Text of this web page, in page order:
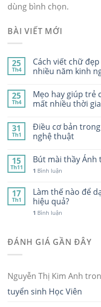
dùng bình chọn.
BÀI VIẾT MỚI
25
Th4
Cách viết chữ
nhiều năm kinh
25
Th4
Mẹo hay giúp trẻ
mất nhiều thời
31
Th1
Điều cơ bản
nghệ thuật
15
Th11
Bút mài thầy Ánh
1 Bình luận
17
Th1
Làm thế nào để
hiệu quả?
1 Bình luận
ĐÁNH GIÁ GẦN ĐÂY
Nguyễn Thị Kim Anh
tuyển sinh Học Viên